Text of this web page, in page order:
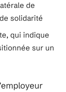
de
solidarité
qui indique
sur un